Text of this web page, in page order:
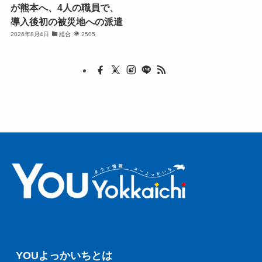
が熊本へ、4人の職員で、
導入後初の被災地への派遣
2026年8月4日 総合 2505
YOUよっかいちとは